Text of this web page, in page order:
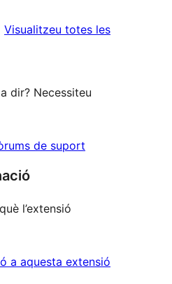
Visualitzeu totes lesressenyes
dir? Necessiteu
de suport
l’extensió
a aquesta extensió